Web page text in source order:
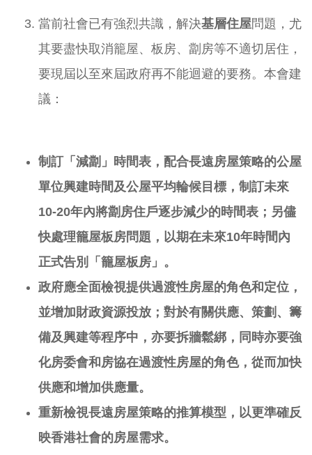
當前社會已有強烈共識，解決基層住屋問題，尤
其要盡快取消籠屋、板房、劏房等不適切居住，
要現屆以至來屆政府再不能迴避的要務。本會建
議：
制訂 「減劏」時間表，配合長遠房屋策略的公屋
單位興建時間及公屋平均輪候目標，制訂未來
10-20年內將劏房住戶逐步減少的時間表；另儘
快處理籠屋板房問題，以期在未來10年時間內
正式告別「籠屋板房」。
政府應全面檢視提供過渡性房屋的角色和定位，
並增加財政資源投放；對於有關供應、策劃、籌
備及興建等程序中，亦要拆牆鬆綁，同時亦要強
化房委會和房協在過渡性房屋的角色，從而加快
供應和增加供應量。
重新檢視長遠房屋策略的推算模型，以更準確反
映香港社會的房屋需求。